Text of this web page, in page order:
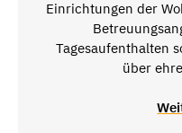
Einrichtungen der
Tagesaufenthalten
über